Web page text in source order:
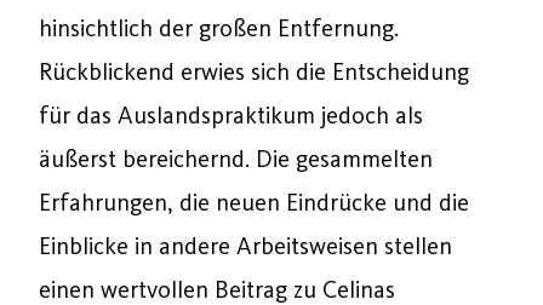
hinsichtlich der großen Entfernung.
Rückblickend erwies sich die Entscheidung
für das Auslandspraktikum jedoch als
äußerst bereichernd. Die gesammelten
Erfahrungen, die neuen Eindrücke und die
Einblicke in andere Arbeitsweisen stellen
einen wertvollen Beitrag zu Celinas